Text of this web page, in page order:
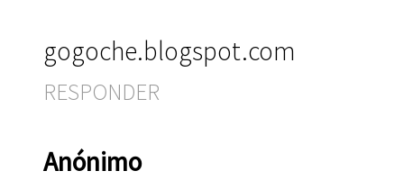
gogoche.blogspot.com
RESPONDER
Anónimo